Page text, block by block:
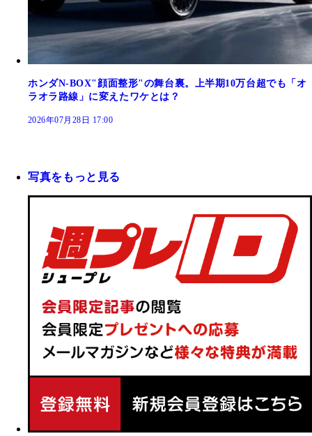
ホンダN-BOX"顔面整形"の舞台裏。上半期10万台超でも「オ
ラオラ路線」に変えたワケとは？
2026年07月28日 17:00
写真をもっと見る